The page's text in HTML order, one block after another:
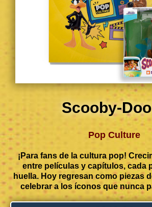
Scooby-
Pop Culture
¡Para fans de la cultura pop!
entre películas y capítulos, cada
huella. Hoy regresan como piezas
celebrar a los íconos que nunca